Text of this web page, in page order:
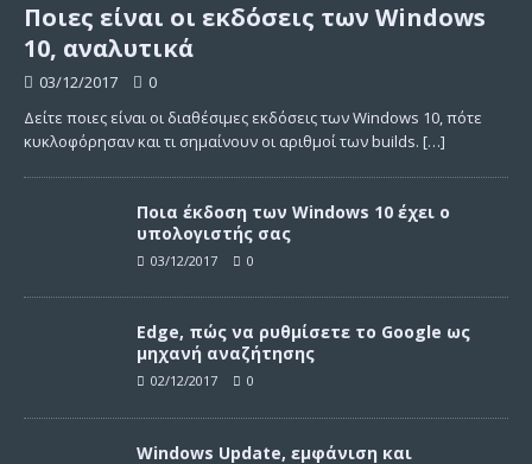
Ποιες είναι οι εκδόσεις των Windows
10, αναλυτικά
03/12/2017
0
Δείτε ποιες είναι οι διαθέσιμες εκδόσεις των Windows 10, πότε
κυκλοφόρησαν και τι σημαίνουν οι αριθμοί των builds. […]
Ποια έκδοση των Windows 10 έχει ο
υπολογιστής σας
03/12/2017 0
Edge, πώς να ρυθμίσετε το Google ως
μηχανή αναζήτησης
02/12/2017 0
Windows Update, εμφάνιση και